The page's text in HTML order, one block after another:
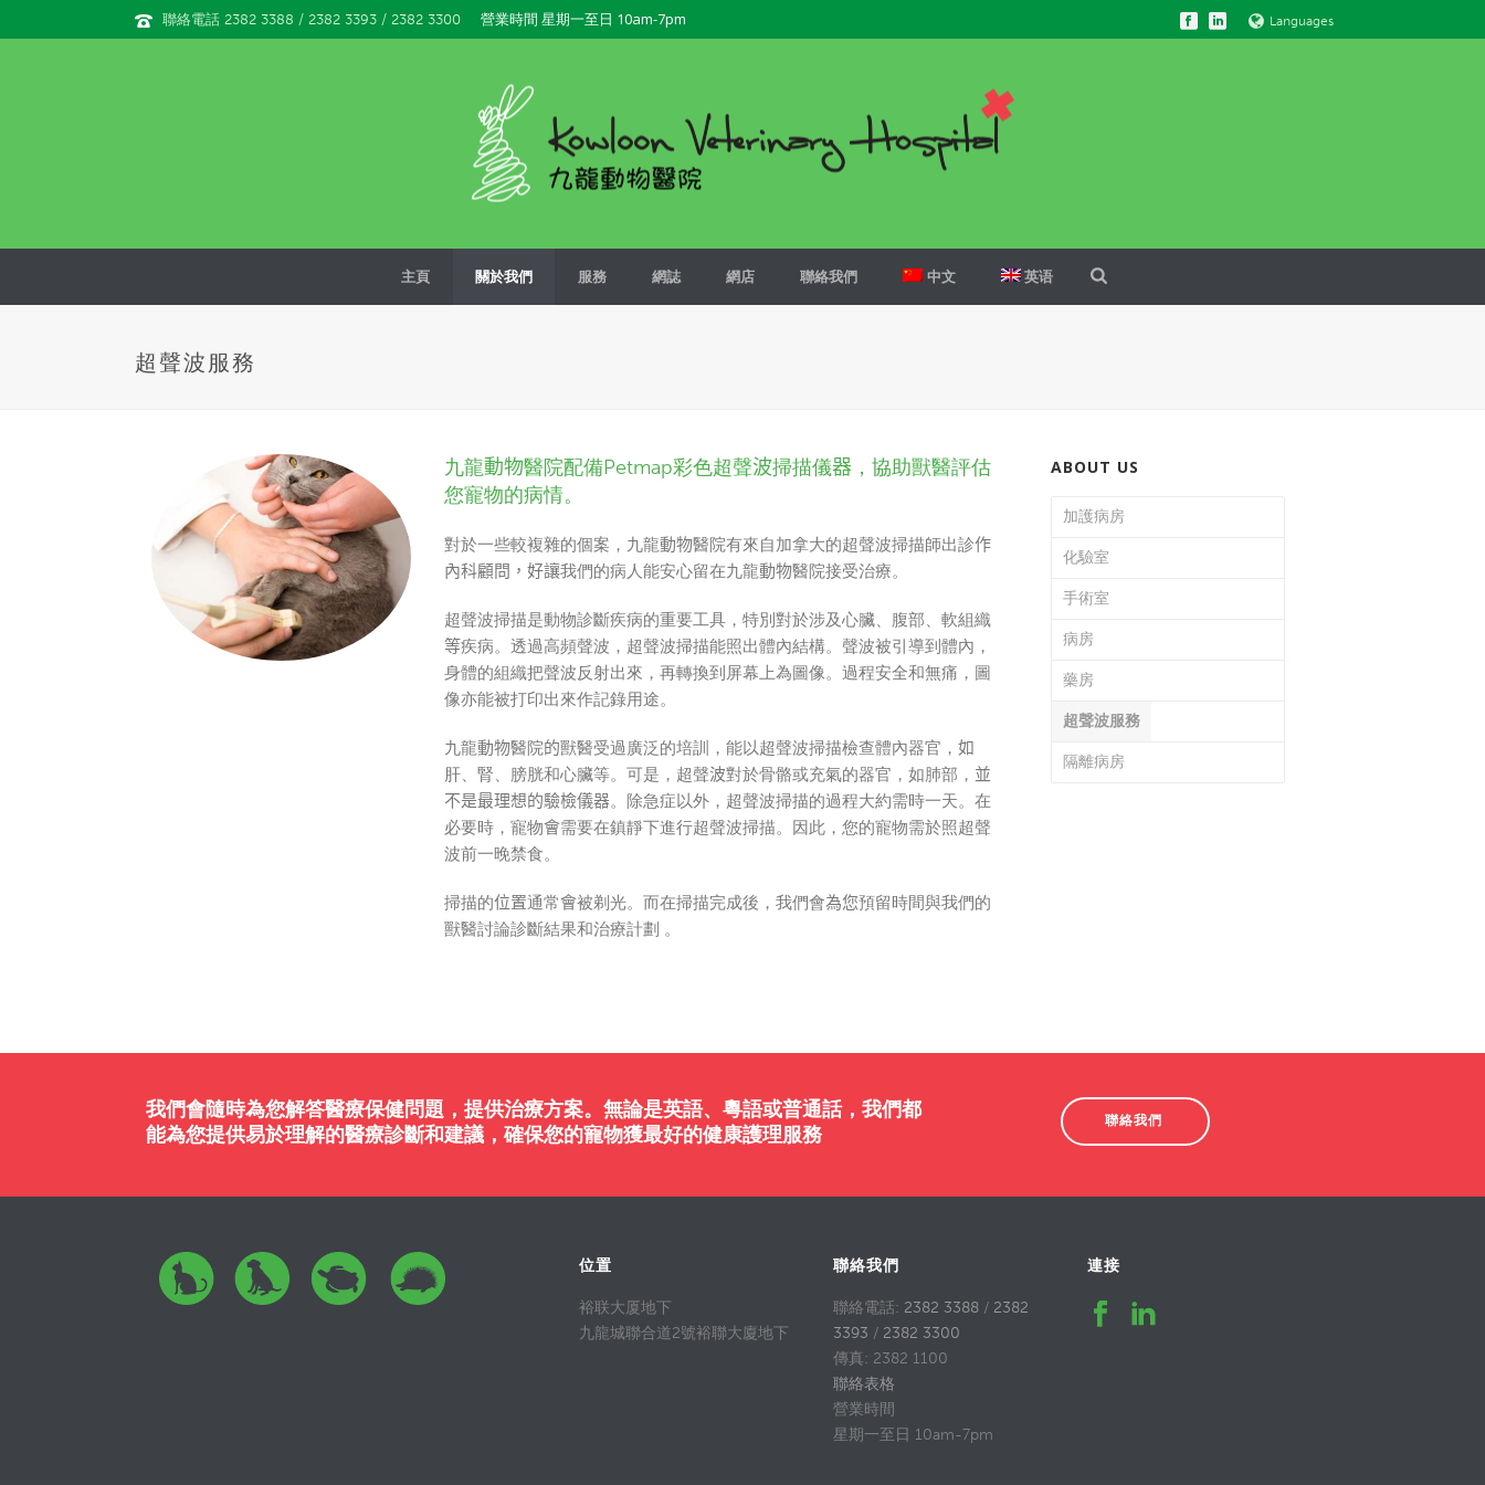
聯絡電話 2382 3388 / 2382 3393 / 2382 3300 營業時間 星期一至日 10am-7pm Languages
主頁 關於我們 服務 網誌 網店 聯絡我們 中文 英语
超聲波服務
九龍動物醫院配備Petmap彩色超聲波掃描儀器 ，協助獸醫評估
您寵物的病情。
對於一些較複雜的個案，九龍動物醫院有來自加拿大的超聲波掃描師出診作
內科顧問 ，好讓我們的病人能安心留在九龍動物醫院接受治療。
超聲波掃描是動物診斷疾病的重要工具，特別對於涉及心臟、腹部、軟組織
等疾病。透過高頻聲波，超聲波掃描能照出體內結構。聲波被引導到體內，
身體的組織把聲波反射出來，再轉換到屏幕上為圖像。過程安全和無痛，圖
像亦能被打印出來作記錄用途。
九龍動物醫院的獸醫受過廣泛的培訓，能以超聲波掃描檢查體內器官， 如
肝、腎、膀胱和心臟等。可是，超聲波對於骨骼或充氣的器官，如肺部， 並
不是最理想的驗檢儀器。除急症以外，超聲波掃描的過程大約需時一天。在
必要時，寵物會需要在鎮靜下進行超聲波掃描。因此，您的寵物需於照超聲
波前一晚禁食。
掃描的位置通常會被剃光。而在掃描完成後，我們會為您預留時間與我們的
獸醫討論診斷結果和治療計劃 。
ABOUT US
加護病房
化驗室
手術室
病房
藥房
超聲波服務
隔離病房
我們會隨時為您解答醫療保健問題，提供治療方案。無論是英語、粵語或普通話，我們都
能為您提供易於理解的醫療診斷和建議，確保您的寵物獲最好的健康護理服務
聯絡我們
位置
裕联大厦地下
九龍城聯合道2號裕聯大廈地下
聯絡我們
聯絡電話: 2382 3388 / 2382
3393 / 2382 3300
傳真: 2382 1100
聯絡表格
營業時間
星期一至日 10am-7pm
連接